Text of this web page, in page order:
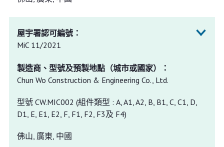
MiC 11/2021
Chun Wo Construction & Engineering Co., Ltd.
型號 CW.MIC002 (組件類型 : A, A1, A2, B, B1, C, C1, D,
D1, E, E1, E2, F, F1, F2, F3及 F4)
佛山, 廣東, 中國